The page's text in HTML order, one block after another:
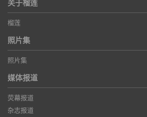
关于榴莲
榴莲
照片集
照片集
媒体报道
荧幕报道
杂志报道